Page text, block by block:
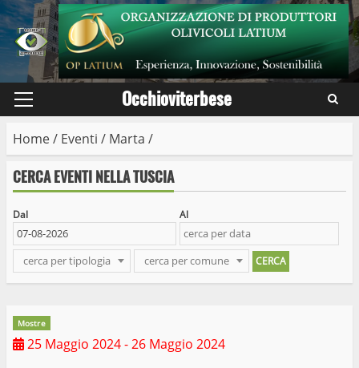
Skip
to
content
Primary
Occhioviterbese
Home/ Eventi / Marta /
CERCA EVENTI NELLA TUSCIA
Dal Al
cerca per tipologia cerca per comune
Mostre
25 Maggio 2024- 26 Maggio 2024